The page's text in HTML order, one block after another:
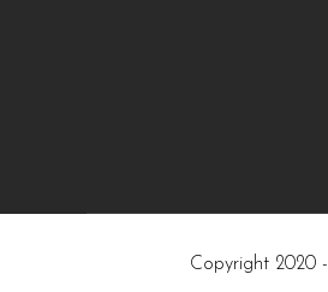
Copyright 2020 -